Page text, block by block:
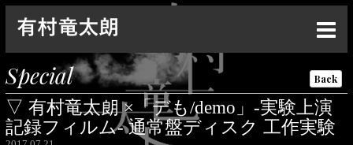
Top
News
Live
Special Back
▽ 有村竜太朗 ×「デも/demo」-実験上演
記録フィルム- 通常盤ディスク 工作実験